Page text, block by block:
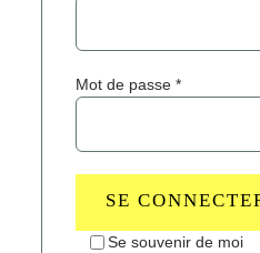
Mot de passe*Obligatoire
Se souvenir de moi
SE